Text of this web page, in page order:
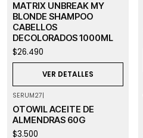
MATRIX UNBREAK MY
BLONDE SHAMPOO
CABELLOS
DECOLORADOS 1000ML
$26.490
VER DETALLES
SERUM27|
OTOWIL ACEITE DE
ALMENDRAS 60G
$3.500